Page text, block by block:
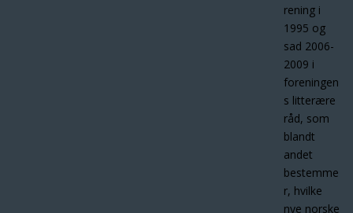
rening i
1995 og
sad 2006-
2009 i
foreningen
s litterære
råd, som
blandt
andet
bestemme
r, hvilke
nye norske